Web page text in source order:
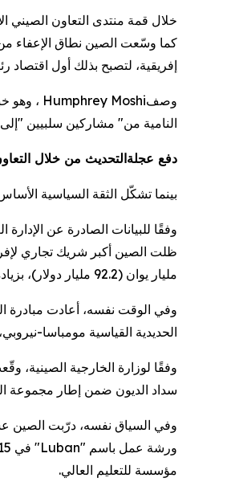
خلال قمة منتدى التعاون الصيني
إفريقية، لتصبح بذلك أول اقتصاد
وصفHumphrey Moshi ، وهو
النامية من" مشاركين سلبيين "إلى
دفع عجلةالتحديث من خلال
بينما تشكّل الثقة السياسية
ظلت الصين أكبر شريك تجاري
مليار يوان (92.2 مليار دولار)، بزيادة سنوية قدرها 23.7
وفي الوقت نفسه، أعادت مبادرة
الحديدية القياسية مومباسا-
سداد الديون ضمن إطار مجموعة
ورشة عمل باسم "Luban"
مؤسسة للتعليم العالي.